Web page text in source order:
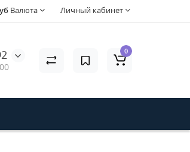
Личный кабинет
Валюта
0